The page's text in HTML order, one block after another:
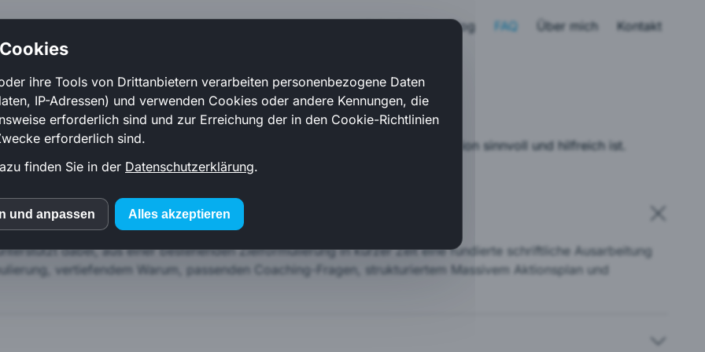
Blog FAQ Über mich Kontakt
Häufig gestellte Fragen
Sie mir gerne. Gemeinsam klären wir, welche Lösung für Ihre Situation sinnvoll und hilfreich ist.
dabei, aus einer bestehenden Zielformulierung in kurzer Zeit eine fundierte schriftliche Ausarbeitung
vertiefendem Warum, passenden Coaching-Fragen, strukturiertem Massivem Aktionsplan und
ihre Tools von Drittanbietern verarbeiten personenbezogene Daten
IP-Adressen) und verwenden Cookies oder andere Kennungen, die
erforderlich sind und zur Erreichung der in den Cookie-Richtlinien
erforderlich sind.
finden Sie in der Datenschutzerklärung.
(Piwik)
und anpassen Alles akzeptieren